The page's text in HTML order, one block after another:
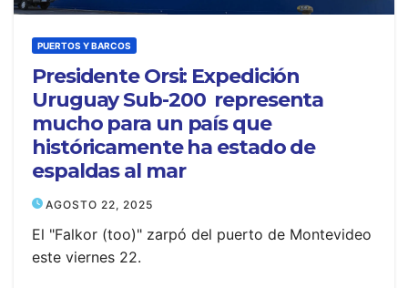
PUERTOS Y BARCOS
Presidente Orsi: Expedición
Uruguay Sub-200 representa
mucho para un país que
históricamente ha estado de
espaldas al mar
AGOSTO 22, 2025
El "Falkor (too)" zarpó del puerto de Montevideo
este viernes 22.